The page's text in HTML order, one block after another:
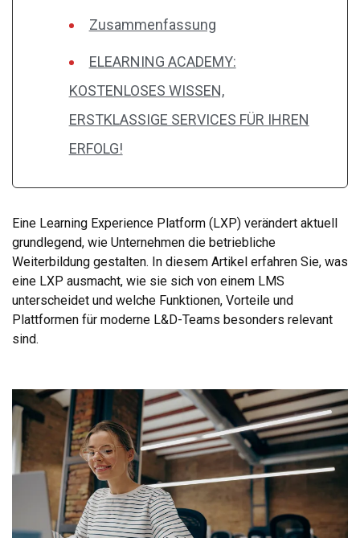
Zusammenfassung
ELEARNING ACADEMY:
KOSTENLOSES WISSEN,
ERSTKLASSIGE SERVICES FÜR IHREN
ERFOLG!
Eine Learning Experience Platform (LXP) verändert aktuell
grundlegend, wie Unternehmen die betriebliche
Weiterbildung gestalten. In diesem Artikel erfahren Sie, was
eine LXP ausmacht, wie sie sich von einem LMS
unterscheidet und welche Funktionen, Vorteile und
Plattformen für moderne L&D-Teams besonders relevant
sind.